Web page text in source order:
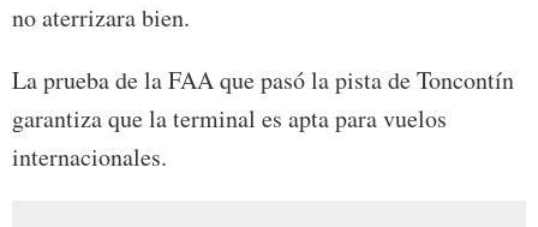
no aterrizara bien.
La prueba de la FAA que pasó la pista de Toncontín
garantiza que la terminal es apta para vuelos
internacionales.